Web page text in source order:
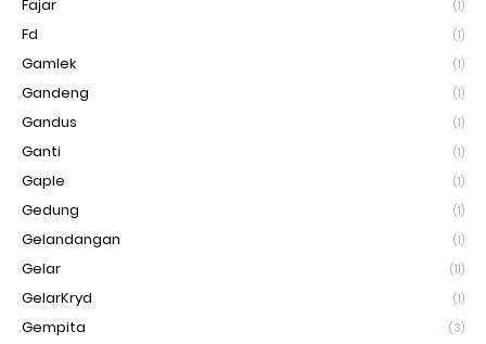
Fajar (1)
Fd (1)
Gamlek (1)
Gandeng (1)
Gandus (1)
Ganti (1)
Gaple (1)
Gedung (1)
Gelandangan (1)
Gelar (11)
GelarKryd (1)
Gempita (3)